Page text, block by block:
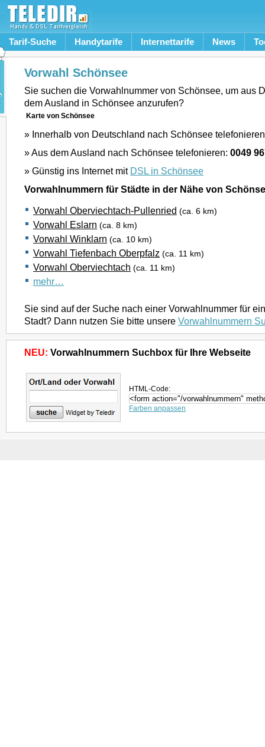
Tarif-Suche Handytarife Internettarife News
Vorwahl Schönsee
Sie suchen die Vorwahlnummer von Schönsee, um aus
dem Ausland in Schönsee anzurufen?
Karte von Schönsee
» Innerhalb von Deutschland nach Schönsee
» Aus dem Ausland nach Schönsee telefonieren: 0049
» Günstig ins Internet mit DSL in Schönsee
Vorwahlnummern für Städte in der Nähe von
Vorwahl Oberviechtach-Pullenried (ca. 6 km)
Vorwahl Eslarn (ca. 8 km)
Vorwahl Winklarn (ca. 10 km)
Vorwahl Tiefenbach Oberpfalz (ca. 11 km)
Vorwahl Oberviechtach (ca. 11 km)
mehr…
Sie sind auf der Suche nach einer Vorwahlnummer für
Stadt? Dann nutzen Sie bitte unsere Vorwahlnummern
NEU: Vorwahlnummern Suchbox für Ihre Webseite
HTML-Code:
Farben anpassen